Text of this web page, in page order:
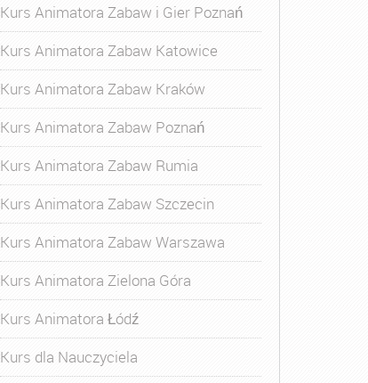
Kurs Animatora Zabaw i Gier Poznań
Kurs Animatora Zabaw Katowice
Kurs Animatora Zabaw Kraków
Kurs Animatora Zabaw Poznań
Kurs Animatora Zabaw Rumia
Kurs Animatora Zabaw Szczecin
Kurs Animatora Zabaw Warszawa
Kurs Animatora Zielona Góra
Kurs Animatora Łódź
Kurs dla Nauczyciela